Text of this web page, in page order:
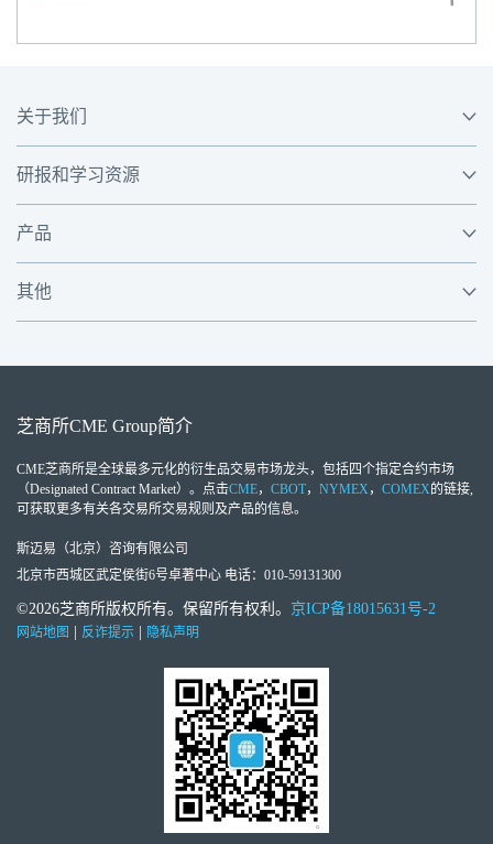
关于我们
研报和学习资源
产品
其他
芝商所CME Group简介
CME芝商所是全球最多元化的衍生品交易市场龙头，包括四个指定合约市场
（Designated Contract Market）。点击CME， CBOT， NYMEX， COMEX的链接,
可获取更多有关各交易所交易规则及产品的信息。
斯迈易（北京）咨询有限公司
北京市西城区武定侯街6号卓著中心 电话：010-59131300
©2026芝商所版权所有。保留所有权利。 京ICP备18015631号-2
网站地图 反诈提示 隐私声明